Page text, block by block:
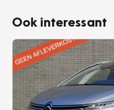
Ook interessant